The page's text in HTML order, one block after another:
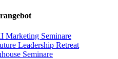
Marketing Seminare
Leadership Retreat
Seminare